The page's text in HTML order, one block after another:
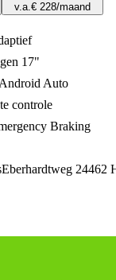
v.a.€ 228/maand
17"
Auto
controle
Braking
Eberhardtweg 24462